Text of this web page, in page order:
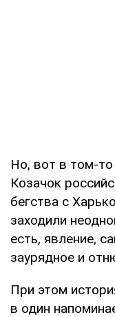
Но, вот в том-
Козачок
бегства с
заходили
есть, явление,
заурядное и
При этом
в один